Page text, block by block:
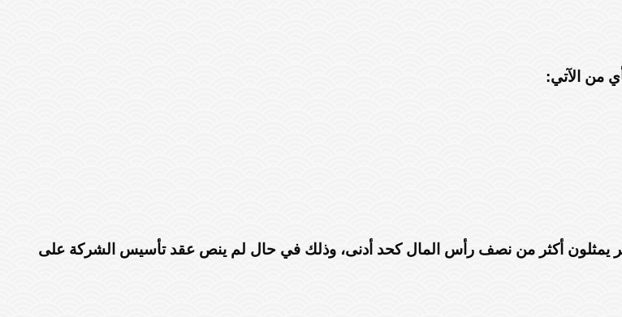
من الآتي:
أكثر يمثلون أكثر من نصف رأس المال كحد أدنى، وذلك في حال لم ينص عقد تأسيس الشركة على